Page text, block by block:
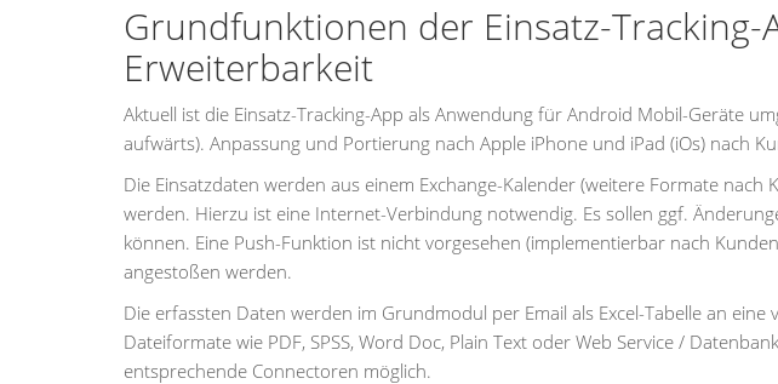
Grundfunktionen der Einsatz-Tracking-
Erweiterbarkeit
Aktuell ist die Einsatz-Tracking-App als Anwendung für Android Mobil-Geräte
aufwärts). Anpassung und Portierung nach Apple iPhone und iPad (iOs) nach
Die Einsatzdaten werden aus einem Exchange-Kalender (weitere Formate
werden. Hierzu ist eine Internet-Verbindung notwendig. Es sollen ggf.
können. Eine Push-Funktion ist nicht vorgesehen (implementierbar nach
angestoßen werden.
Die erfassten Daten werden im Grundmodul per Email als Excel-Tabelle an
Dateiformate wie PDF, SPSS, Word Doc, Plain Text oder Web Service /
entsprechende Connectoren möglich.